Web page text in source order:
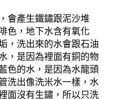
會產生鐵鏽跟泥沙堆
色，地下水含有氧化
，洗出來的水會跟石油
，是因為裡面有銅的物
色的水，是因為水龍頭
洗出像洗米水一樣，水
面沒有生鏽，所以只洗